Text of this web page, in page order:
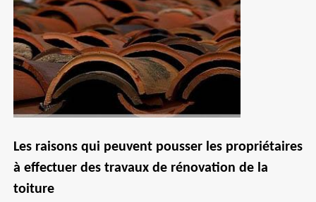
Les raisons qui peuvent pousser les propriétaires
à effectuer des travaux de rénovation de la
toiture